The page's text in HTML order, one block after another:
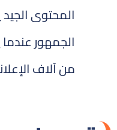
المحتوى
الجمهور
من آلاف